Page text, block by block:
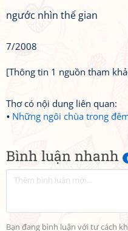
Bình luận nhanh
Bạn đang bình luận với tư cách
ngước nhìn thế gian
7/2008
[Thông tin 1 nguồn tham
Thơ có nội dung liên quan:
Những ngôi chùa trong